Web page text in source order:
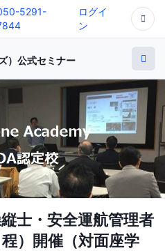
5291-
ログイ
ン
）公式セミナー
士・安全運航管理者
）開催（対面座学